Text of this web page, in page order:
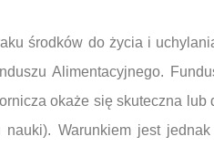
środków do życia i
Alimentacyjnego.
okaże się skuteczna
nauki). Warunkiem jest